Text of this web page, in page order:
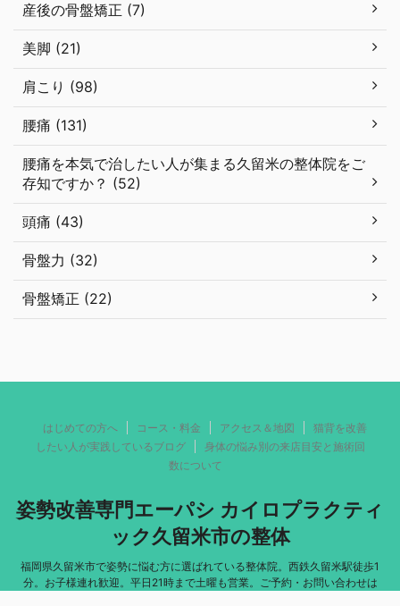
産後の骨盤矯正 (7)
美脚 (21)
肩こり (98)
腰痛 (131)
腰痛を本気で治したい人が集まる久留米の整体院をご
存知ですか？ (52)
頭痛 (43)
骨盤力 (32)
骨盤矯正 (22)
はじめての方へ コース・料金 アクセス＆地図
猫背を改善
したい人が実践しているブログ
身体の悩み別の来店目安と施術回
数について
姿勢改善専門エーパシ カイロプラクティ
ック久留米市の整体
福岡県久留米市で姿勢に悩む方に選ばれている整体院。西鉄久留米駅徒歩1
分。お子様連れ歓迎。平日21時まで土曜も営業。ご予約・お問い合わせは